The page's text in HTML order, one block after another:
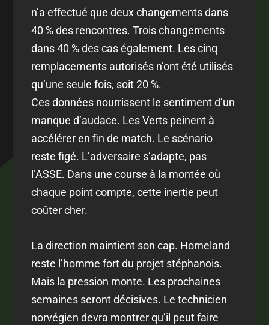
n’a effectué que deux changements dans
40 % des rencontres. Trois changements
dans 40 % des cas également. Les cinq
remplacements autorisés n’ont été utilisés
qu’une seule fois, soit 20 %.
Ces données nourrissent le sentiment d’un
manque d’audace. Les Verts peinent à
accélérer en fin de match. Le scénario
reste figé. L’adversaire s’adapte, pas
l’ASSE. Dans une course à la montée où
chaque point compte, cette inertie peut
coûter cher.
La direction maintient son cap. Horneland
reste l’homme fort du projet stéphanois.
Mais la pression monte. Les prochaines
semaines seront décisives. Le technicien
norvégien devra montrer qu’il peut faire